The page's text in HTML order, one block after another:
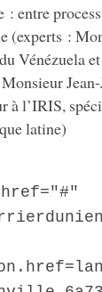
entre
(experts :
Vénézuela
Jean-
à l’IRIS,
latine)